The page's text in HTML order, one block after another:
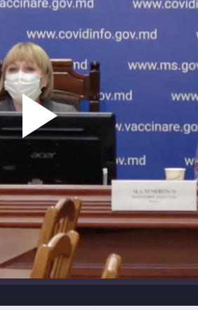
Play
Video